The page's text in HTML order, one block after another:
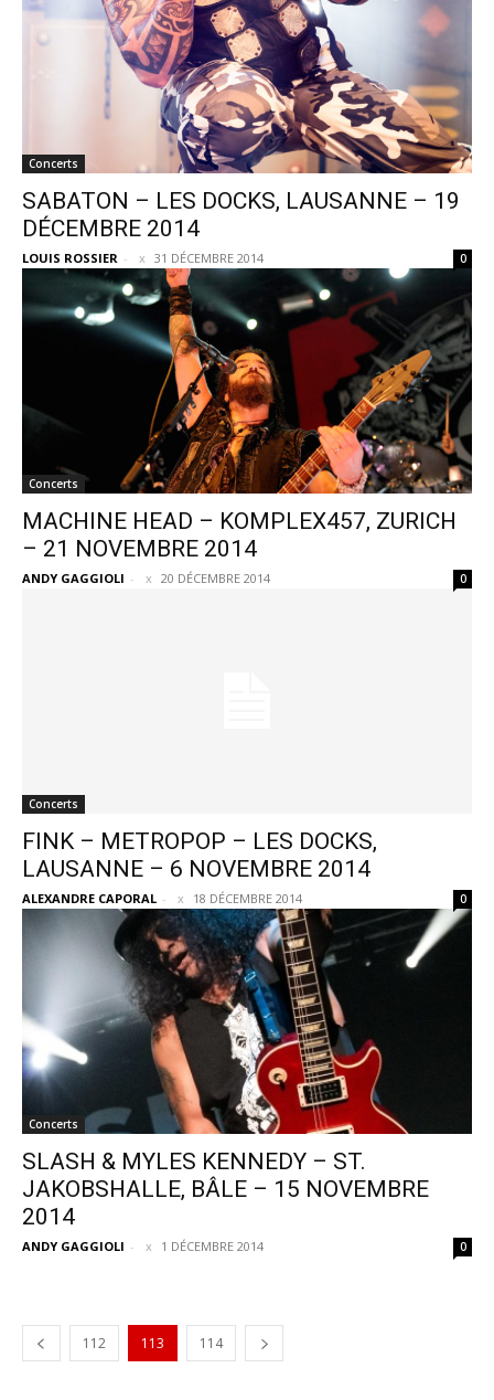
Concerts
SABATON – LES DOCKS, LAUSANNE – 19
DÉCEMBRE 2014
LOUIS ROSSIER - 31 DÉCEMBRE 2014 0
Concerts
MACHINE HEAD – KOMPLEX457, ZURICH
– 21 NOVEMBRE 2014
ANDY GAGGIOLI - 20 DÉCEMBRE 2014 0
Concerts
FINK – METROPOP – LES DOCKS,
LAUSANNE – 6 NOVEMBRE 2014
ALEXANDRE CAPORAL - 18 DÉCEMBRE 2014 0
Concerts
SLASH & MYLES KENNEDY – ST.
JAKOBSHALLE, BÂLE – 15 NOVEMBRE
2014
ANDY GAGGIOLI - 1 DÉCEMBRE 2014 0
112 113 114